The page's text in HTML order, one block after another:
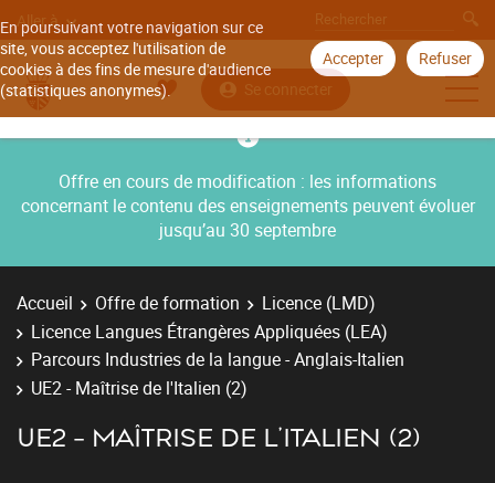
En poursuivant votre navigation sur ce
site, vous acceptez l'utilisation de
cookies à des fins de mesure d'audience
(statistiques anonymes).
Accepter Refuser
Aller à
Se connecter
Offre en cours de modification : les informations
concernant le contenu des enseignements peuvent évoluer
jusqu’au 30 septembre
Accueil Offre de formation
Licence (LMD)
Licence Langues Étrangères Appliquées (LEA)
Parcours Industries de la langue - Anglais-Italien
UE2 - Maîtrise de l'Italien (2)
UE2 - MAÎTRISE DE L'ITALIEN (2)